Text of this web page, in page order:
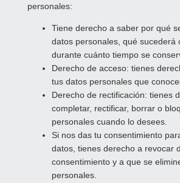
personales:
Tiene derecho a saber por qué
datos personales, qué sucederá
durante cuánto tiempo se
Derecho de acceso: tienes
tus datos personales que
Derecho de rectificación: tienes
completar, rectificar, borrar o
personales cuando lo desees.
Si nos das tu consentimiento
datos, tienes derecho a revocar
consentimiento y a que se
personales.